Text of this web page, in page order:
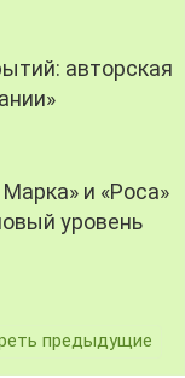
авторская
и «Роса»
уровень
предыдущие